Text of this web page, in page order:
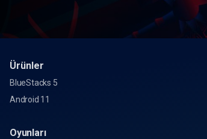
Ürünler
BlueStacks 5
Android 11
Oyunları